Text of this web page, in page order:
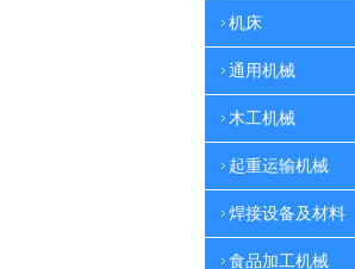
机床
通用机械
木工机械
起重运输机械
焊接设备及材料
食品加工机械